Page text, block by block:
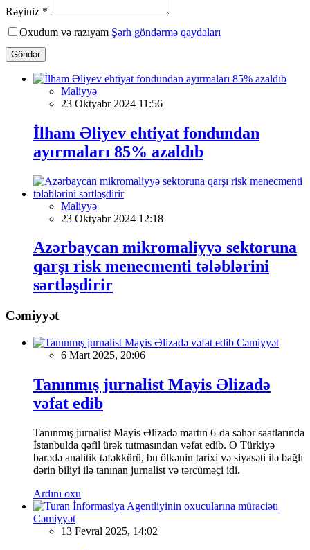
Rəyiniz *
Oxudum və razıyam Şərh göndərmə qaydaları
Göndər
Maliyyə
23 Oktyabr 2024 11:56
İlham Əliyev ehtiyat fondundan
ayırmaları 85% azaldıb
Maliyyə
23 Oktyabr 2024 12:18
Azərbaycan mikromaliyyə sektoruna
qarşı risk menecmenti tələblərini
sərtləşdirir
Cəmiyyət
Cəmiyyət
6 Mart 2025, 20:06
Tanınmış jurnalist Mayis Əlizadə
vəfat edib
Tanınmış jurnalist Mayis Əlizadə martın 6-da səhər saatlarında
İstanbulda qəfil ürək tutmasından vəfat edib. O Türkiyə
barədə analitik təfəkkürü, bu ölkənin tarixi və siyasəti ilə bağlı
dərin biliyi ilə tanınan jurnalist və tərcüməçi idi.
Ardını oxu
Cəmiyyət
13 Fevral 2025, 14:02